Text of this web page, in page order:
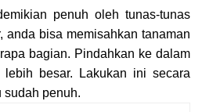
penuh oleh tunas-tunas
anda bisa memisahkan tanaman
bagian. Pindahkan ke dalam
besar. Lakukan ini secara
sudah penuh.